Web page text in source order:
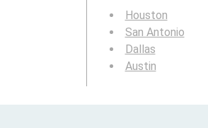
Houston
San Antonio
Dallas
Austin